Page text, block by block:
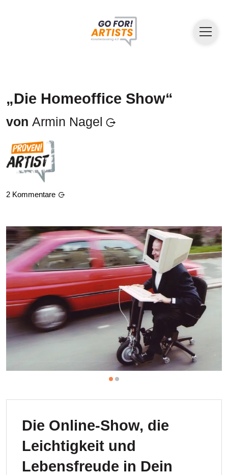
„Die Homeoffice Show“
von Armin Nagel
2 Kommentare
Die Online-Show, die
Leichtigkeit und
Lebensfreude in Dein